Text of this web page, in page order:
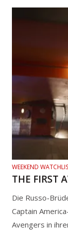
WEEKEND
THE FIRST
Die Russo-
Captain
Avengers in